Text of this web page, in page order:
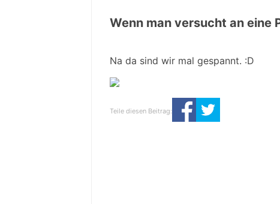
Wenn man versucht an eine
Na da sind wir mal gespannt. :D
Teile diesen Beitrag: